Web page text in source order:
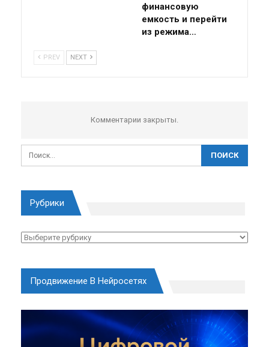
финансовую
емкость и перейти
из режима…
PREV NEXT
Комментарии закрыты.
Рубрики
Рубрики
Продвижение В Нейросетях